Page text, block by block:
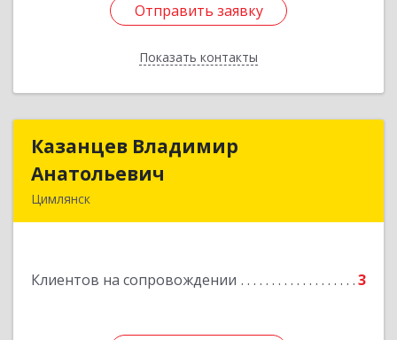
Отправить заявку
Показать контакты
Отправить заявку
Назад
Казанцев Владимир
Анатольевич
Цимлянск
Клиентов на сопровождении 3
Казанцев Владимир
Подробнее